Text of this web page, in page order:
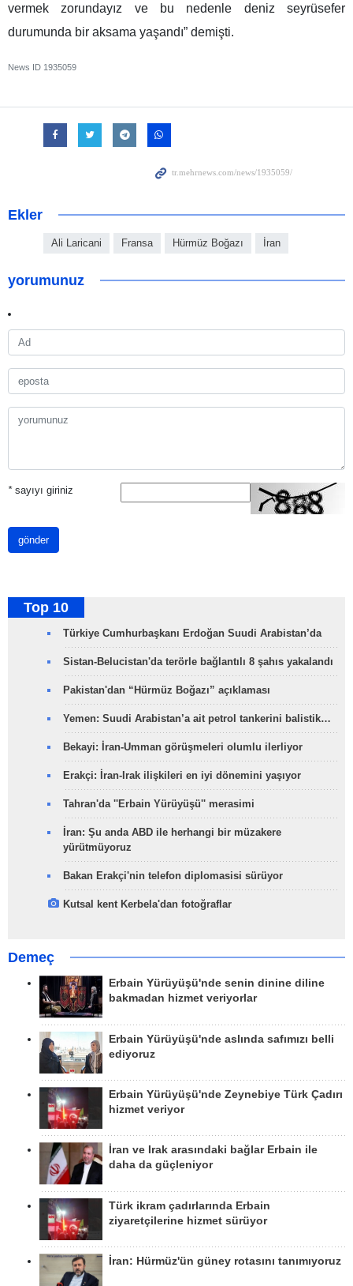
vermek zorundayız ve bu nedenle deniz seyrüsefer
durumunda bir aksama yaşandı” demişti.
News ID 1935059
Ekler
Ali Laricani Fransa Hürmüz Boğazı İran
yorumunuz
*sayıyı giriniz
gönder
Top 10
Türkiye Cumhurbaşkanı Erdoğan Suudi Arabistan’da
Sistan-Belucistan'da terörle bağlantılı 8 şahıs yakalandı
Pakistan'dan “Hürmüz Boğazı” açıklaması
Yemen: Suudi Arabistan’a ait petrol tankerini balistik…
Bekayi: İran-Umman görüşmeleri olumlu ilerliyor
Erakçi: İran-Irak ilişkileri en iyi dönemini yaşıyor
Tahran'da ''Erbain Yürüyüşü'' merasimi
İran: Şu anda ABD ile herhangi bir müzakere
yürütmüyoruz
Bakan Erakçi'nin telefon diplomasisi sürüyor
Kutsal kent Kerbela'dan fotoğraflar
Demeç
Erbain Yürüyüşü'nde senin dinine diline
bakmadan hizmet veriyorlar
Erbain Yürüyüşü'nde aslında safımızı belli
ediyoruz
Erbain Yürüyüşü'nde Zeynebiye Türk Çadırı
hizmet veriyor
İran ve Irak arasındaki bağlar Erbain ile
daha da güçleniyor
Türk ikram çadırlarında Erbain
ziyaretçilerine hizmet sürüyor
İran: Hürmüz'ün güney rotasını tanımıyoruz